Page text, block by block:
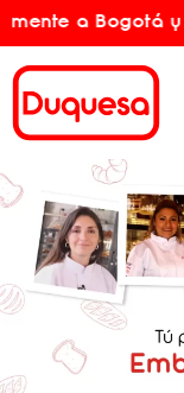
Bogotá y